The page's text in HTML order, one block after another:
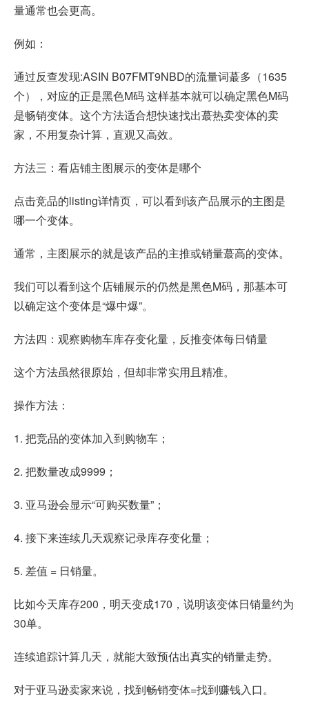
量通常也会更高。
例如：
通过反查发现:ASIN B07FMT9NBD的流量词蕞多（1635
个），对应的正是黑色M码 这样基本就可以确定黑色M码
是畅销变体。这个方法适合想快速找出蕞热卖变体的卖
家，不用复杂计算，直观又高效。
方法三：看店铺主图展示的变体是哪个
点击竞品的listing详情页，可以看到该产品展示的主图是
哪一个变体。
通常，主图展示的就是该产品的主推或销量蕞高的变体。
我们可以看到这个店铺展示的仍然是黑色M码，那基本可
以确定这个变体是“爆中爆”。
方法四：观察购物车库存变化量，反推变体每日销量
这个方法虽然很原始，但却非常实用且精准。
操作方法：
1. 把竞品的变体加入到购物车；
2. 把数量改成9999；
3. 亚马逊会显示“可购买数量”；
4. 接下来连续几天观察记录库存变化量；
5. 差值 = 日销量。
比如今天库存200，明天变成170，说明该变体日销量约为
30单。
连续追踪计算几天，就能大致预估出真实的销量走势。
对于亚马逊卖家来说，找到畅销变体=找到赚钱入口。